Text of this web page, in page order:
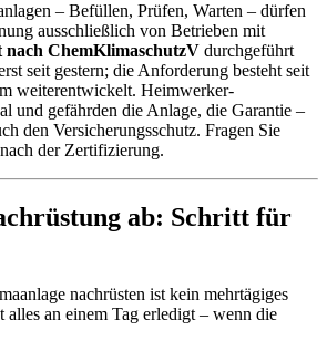
– Befüllen, Prüfen, Warten – dürfen
ausschließlich von Betrieben mit
ChemKlimaschutzV durchgeführt
seit gestern; die Anforderung besteht seit
weiterentwickelt. Heimwerker-
und gefährden die Anlage, die Garantie –
den Versicherungsschutz. Fragen Sie
der Zertifizierung.
ab: Schritt für
nachrüsten ist kein mehrtägiges
alles an einem Tag erledigt – wenn die